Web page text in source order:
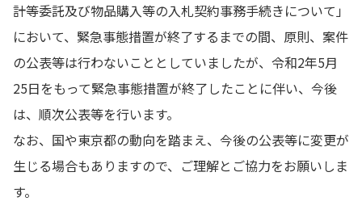
計等委託及び物品購入等の入札契約事務手続きについて」
において、緊急事態措置が終了するまでの間、原則、案件
の公表等は行わないこととしていましたが、令和2年5月
25日をもって緊急事態措置が終了したことに伴い、今後
は、順次公表等を行います。
なお、国や東京都の動向を踏まえ、今後の公表等に変更が
生じる場合もありますので、ご理解とご協力をお願いしま
す。